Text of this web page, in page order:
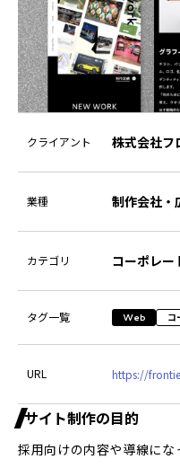
クライアント 株式会社フ
業種 制作会社・
カテゴリ コーポレー
タグ一覧 Web コ
URL https://
サイト制作の目的
採用向けの内容や導線に